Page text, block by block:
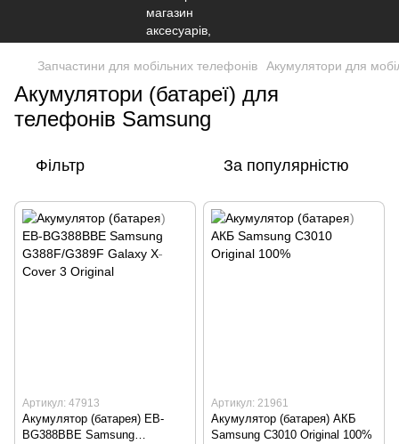
Запчастини для мобільних телефонів Акумулятори для
Акумулятори (батареї) для
телефонів Samsung
Фільтр За популярністю
Артикул: 47913
Акумулятор (батарея) EB-
BG388BBE Samsung
Артикул: 21961
Акумулятор (батарея) АКБ
Samsung C3010 Original 100%